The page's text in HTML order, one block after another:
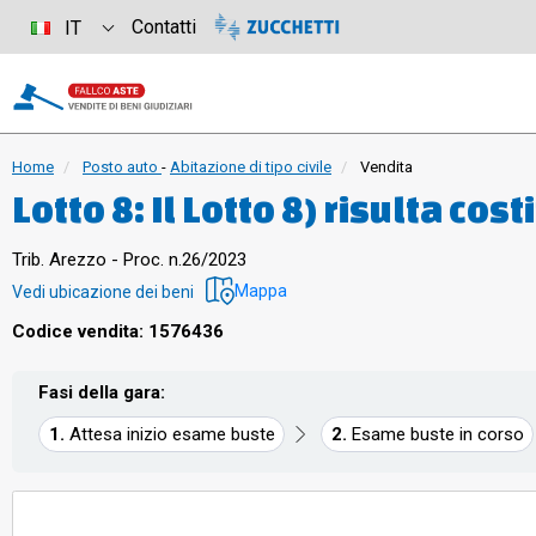
Home Posto auto - Abitazione di tipo civile Vendita
Lotto 8: Il Lotto 8) risulta
Montevarchi (AR), della
la quota di 1/1 del diritto di
costruito in fregio alla Via
piani fuori terra e n° 2 piani
parte commerciale ed in
interrati sono destinati a
a posti auto per gli alloggi a
Trib. Arezzo - Proc. n.26/2023
Vedi ubicazione dei beni Mappa
Codice vendita: 1576436
Fasi della gara:
Attesa inizio esame buste
Esame buste in corso
IT Contatti